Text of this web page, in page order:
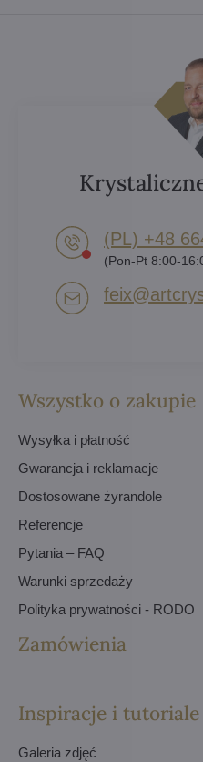
Wszystko o zakupie
Wysyłka i płatność
Gwarancja i reklamacje
Dostosowane żyrandole
Referencje
Pytania – FAQ
Warunki sprzedaży
Polityka prywatności - RODO
Zamówienia
Inspiracje i tutoriale
Galeria zdjęć
(PL) +48
(Pon-Pt 8:00-